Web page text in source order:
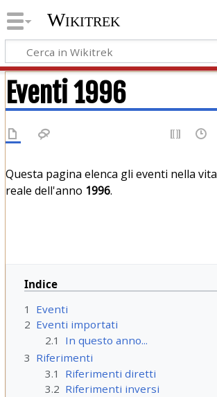
Wikitrek
Eventi 1996
Questa pagina elenca gli eventi nella vita
reale dell'anno 1996.
Indice
1
Eventi
2 Eventi importati
2.1
In questo anno...
3 Riferimenti
3.1
Riferimenti diretti
3.2 Riferimenti inversi